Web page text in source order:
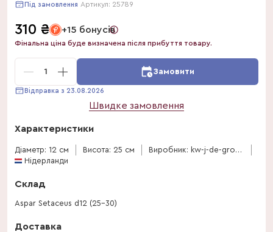
Під замовлення Артикул: 25789
310 ₴ +15 бонусів
Фінальна ціна буде визначена після прибуття товару.
1 Замовити
Відправка з 23.08.2026
Швидке замовлення
Характеристики
Діаметр: 12 см Висота: 25 см
Виробник: kw-j-de-groot-bv
Нідерланди
Склад
Aspar Setaceus d12 (25-30)
Доставка